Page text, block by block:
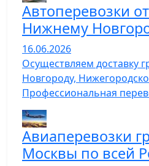
Автоперевозки
Нижнему
16.06.2026
Осуществляем доставку
Новгороду,
Профессиональная
Авиаперевозки
Москвы по всей